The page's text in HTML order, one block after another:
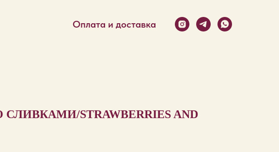
Оплата и доставка
STRAWBERRIES AND